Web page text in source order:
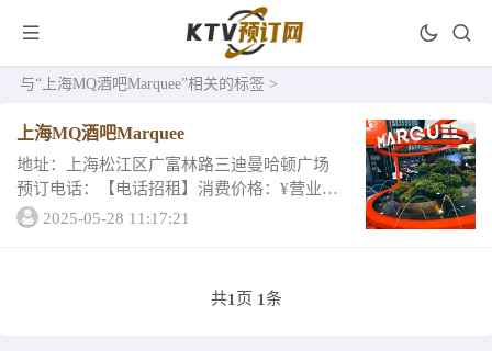
与“上海MQ酒吧Marquee”相关的标签 >
上海MQ酒吧Marquee
地址：上海松江区广富林路三迪曼哈顿广场
预订电话：【电话招租】消费价格：¥营业时
间：晚上8:00至凌晨5:00所在榜单：上海酒吧
2025-05-28 11:17:21
共1 页 1条